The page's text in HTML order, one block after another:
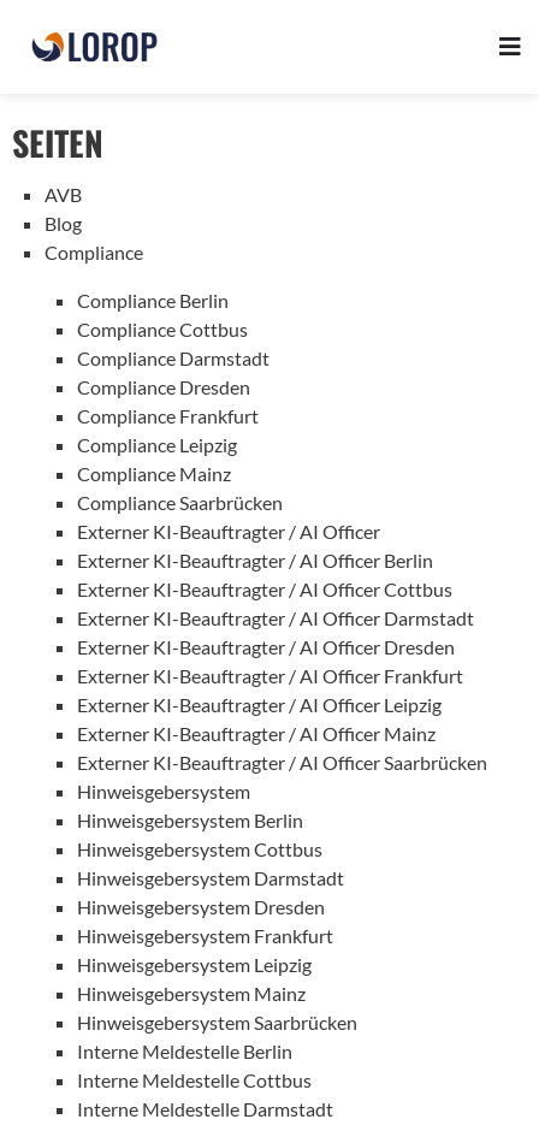
SEITEN
AVB
Blog
Compliance
Compliance Berlin
Compliance Cottbus
Compliance Darmstadt
Compliance Dresden
Compliance Frankfurt
Compliance Leipzig
Compliance Mainz
Compliance Saarbrücken
Externer KI-Beauftragter / AI Officer
Externer KI-Beauftragter / AI Officer Berlin
Externer KI-Beauftragter / AI Officer Cottbus
Externer KI-Beauftragter / AI Officer Darmstadt
Externer KI-Beauftragter / AI Officer Dresden
Externer KI-Beauftragter / AI Officer Frankfurt
Externer KI-Beauftragter / AI Officer Leipzig
Externer KI-Beauftragter / AI Officer Mainz
Externer KI-Beauftragter / AI Officer Saarbrücken
Hinweisgebersystem
Hinweisgebersystem Berlin
Hinweisgebersystem Cottbus
Hinweisgebersystem Darmstadt
Hinweisgebersystem Dresden
Hinweisgebersystem Frankfurt
Hinweisgebersystem Leipzig
Hinweisgebersystem Mainz
Hinweisgebersystem Saarbrücken
Interne Meldestelle Berlin
Interne Meldestelle Cottbus
Interne Meldestelle Darmstadt